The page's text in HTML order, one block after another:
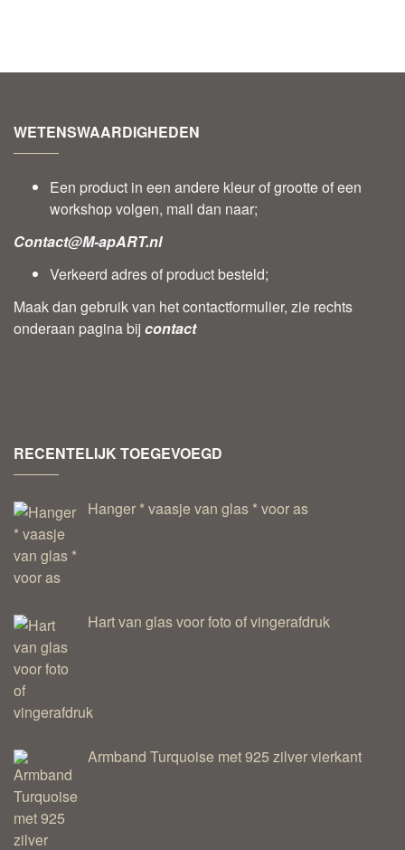
WETENSWAARDIGHEDEN
Een product in een andere kleur of grootte of een
workshop volgen, mail dan naar;
Contact@M-apART.nl
Verkeerd adres of product besteld;
Maak dan gebruik van het contactformulier, zie rechts
onderaan pagina bij contact
RECENTELIJK TOEGEVOEGD
Hanger * vaasje van glas * voor as
Hart van glas voor foto of vingerafdruk
Armband Turquoise met 925 zilver vierkant